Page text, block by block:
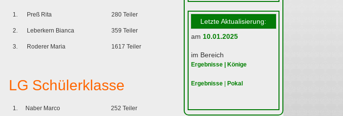
1. Preß Rita 280 Teiler
2. Leberkern Bianca 359 Teiler
3. Roderer Maria 1617 Teiler
LG Schülerklasse
1. Naber Marco 252 Teiler
Letzte Aktualisierung:
am 10.01.2025
im Bereich
Ergebnisse | Könige
Ergebnisse| Pokal